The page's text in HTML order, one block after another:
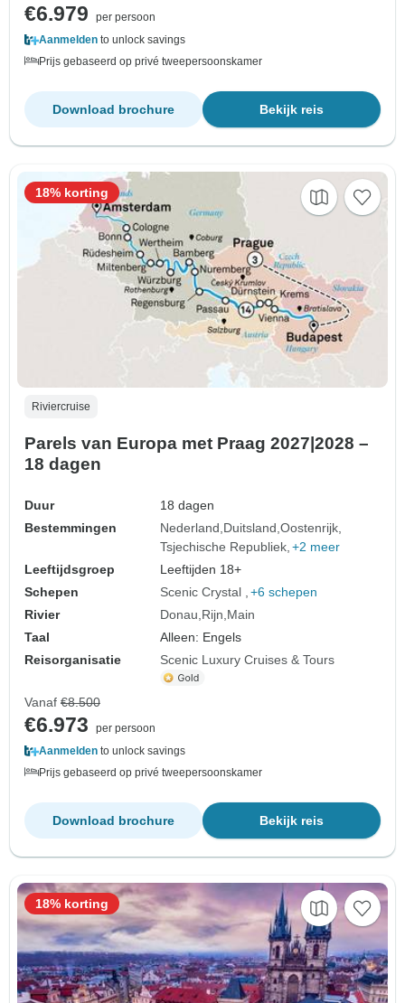
€6.979
per persoon
Aanmelden to unlock savings
Prijs gebaseerd op privé tweepersoonskamer
Bekijk reis
Download brochure
Riviercruise
Parels van Europa met Praag 2027|2028 –
18 dagen
Duur
18 dagen
Bestemmingen
Nederland Duitsland Oostenrijk
Tsjechische Republiek +2 meer
Leeftijdsgroep
Leeftijden 18+
Schepen
Scenic Crystal
+6 schepen
Rivier
Donau Rijn Main
Taal
Alleen: Engels
Reisorganisatie
Scenic Luxury Cruises & Tours
18% korting
Vanaf €8.500
€6.973
per persoon
Aanmelden to unlock savings
Prijs gebaseerd op privé tweepersoonskamer
Bekijk reis
Download brochure
18% korting